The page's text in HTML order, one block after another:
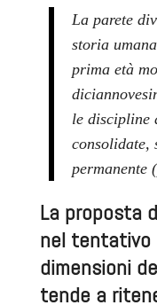
La parete
storia
prima età
le discipline
consolidate,
permanente
La proposta
nel tentativo
dimensioni
tende a